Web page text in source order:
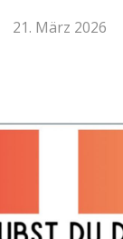
21. März 2026